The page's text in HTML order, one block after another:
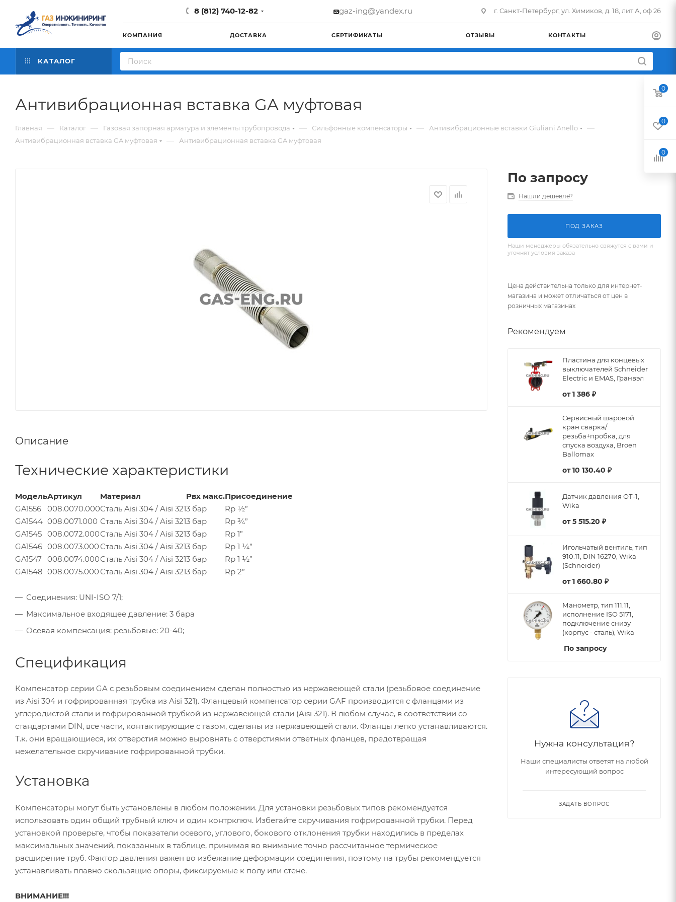
8 (812) 740-12-82 gaz-ing@yandex.ru г. Санкт-Петербург, ул. Химиков, д. 18, лит А, оф 26
КОМПАНИЯ ДОСТАВКА СЕРТИФИКАТЫ ОТЗЫВЫ КОНТАКТЫ
КАТАЛОГ
Антивибрационная вставка GA муфтовая
Главная — Каталог — Газовая запорная арматура и элементы трубопровода — Сильфонные компенсаторы — Антивибрационные вставки Giuliani Anello —
Антивибрационная вставка GA муфтовая — Антивибрационная вставка GA муфтовая
Описание
Технические характеристики
МодельАртикул Материал Pвх макс.Присоединение
GA1556
008.0070.000Сталь Aisi 304 / Aisi 3213 бар
Rp ½”
GA1544 008.0071.000 Сталь Aisi 304 / Aisi 3213 бар
Rp ¾”
GA1545 008.0072.000Сталь Aisi 304 / Aisi 3213 бар
Rp 1”
GA1546 008.0073.000Сталь Aisi 304 / Aisi 3213 бар
Rp 1 ¼”
GA1547 008.0074.000Сталь Aisi 304 / Aisi 3213 бар
Rp 1 ½”
GA1548 008.0075.000Сталь Aisi 304 / Aisi 3213 бар Rp 2”
Соединения: UNI-ISO 7/1;
Максимальное входящее давление: 3 бара
Осевая компенсация: резьбовые: 20-40;
Спецификация
Компенсатор серии GA с резьбовым соединением сделан полностью из нержавеющей стали (резьбовое соединение
из Aisi 304 и гофрированная трубка из Aisi 321). Фланцевый компенсатор серии GAF производится с фланцами из
углеродистой стали и гофрированной трубкой из нержавеющей стали (Aisi 321). В любом случае, в соответствии со
стандартами DIN, все части, контактирующие с газом, сделаны из нержавеющей стали. Фланцы легко устанавливаются.
Т.к. они вращающиеся, их отверстия можно выровнять с отверстиями ответных фланцев, предотвращая
нежелательное скручивание гофрированной трубки.
Установка
Компенсаторы могут быть установлены в любом положении. Для установки резьбовых типов рекомендуется
использовать один общий трубный ключ и один контрключ. Избегайте скручивания гофрированной трубки. Перед
установкой проверьте, чтобы показатели осевого, углового, бокового отклонения трубки находились в пределах
максимальных значений, показанных в таблице, принимая во внимание точно рассчитанное термическое
расширение труб. Фактор давления важен во избежание деформации соединения, поэтому на трубы рекомендуется
устанавливать плавно скользящие опоры, фиксируемые к полу или стене.
ВНИМАНИЕ!!!
По запросу
Нашли дешевле?
ПОД ЗАКАЗ
Наши менеджеры обязательно свяжутся с вами и
уточнят условия заказа
Цена действительна только для интернет-
магазина и может отличаться от цен в
розничных магазинах
Рекомендуем
Пластина для концевых
выключателей Schneider
Electric и EMAS, Гранвэл
от1 386 ₽
Сервисный шаровой
кран сварка/
резьба+пробка, для
спуска воздуха, Broen
Ballomax
от10 130.40 ₽
Датчик давления ОТ-1,
Wika
от5 515.20 ₽
Игольчатый вентиль, тип
910.11, DIN 16270, Wika
(Schneider)
от1 660.80 ₽
Манометр, тип 111.11,
исполнение ISO 5171,
подключение снизу
(корпус - сталь), Wika
По запросу
Нужна консультация?
Наши специалисты ответят на любой
интересующий вопрос
ЗАДАТЬ ВОПРОС
0
0
0